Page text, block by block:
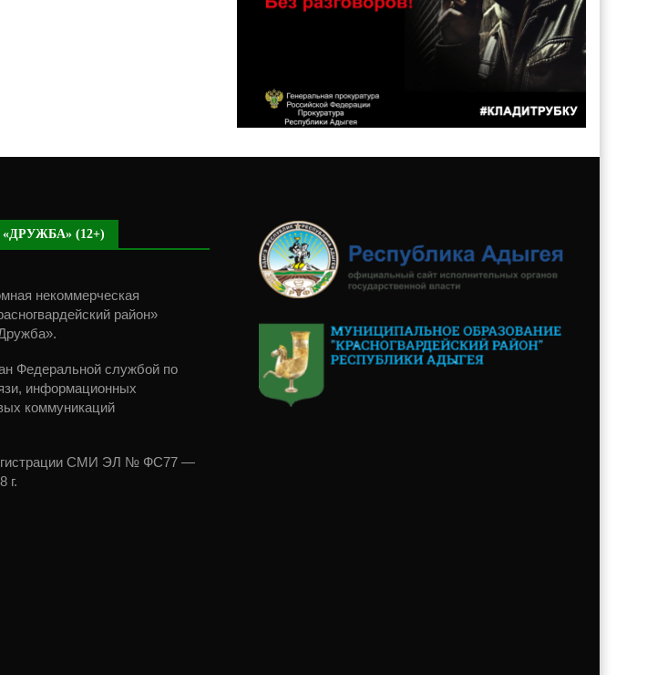
(12+)
некоммерческая
район»
Федеральной службой по
информационных
коммуникаций
СМИ ЭЛ № ФС77 —
г.